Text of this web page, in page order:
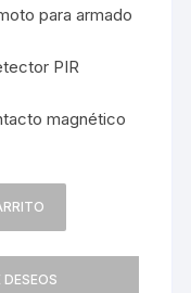
para armado
PIR
magnético